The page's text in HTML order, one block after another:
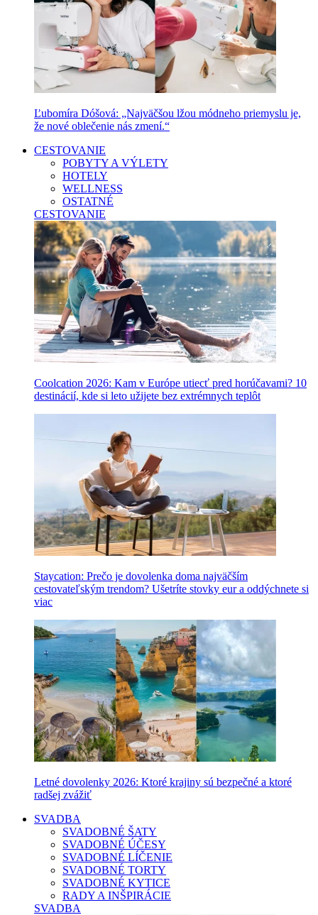
Ľubomíra Dóšová: „Najväčšou lžou módneho priemyslu je,
že nové oblečenie nás zmení.“
CESTOVANIE
POBYTY A VÝLETY
HOTELY
WELLNESS
OSTATNÉ
CESTOVANIE
Coolcation 2026: Kam v Európe utiecť pred horúčavami? 10
destinácií, kde si leto užijete bez extrémnych teplôt
Staycation: Prečo je dovolenka doma najväčším
cestovateľským trendom? Ušetríte stovky eur a oddýchnete si
viac
Letné dovolenky 2026: Ktoré krajiny sú bezpečné a ktoré
radšej zvážiť
SVADBA
SVADOBNÉ ŠATY
SVADOBNÉ ÚČESY
SVADOBNÉ LÍČENIE
SVADOBNÉ TORTY
SVADOBNÉ KYTICE
RADY A INŠPIRÁCIE
SVADBA